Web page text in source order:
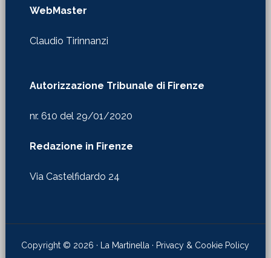
WebMaster
Claudio Tirinnanzi
Autorizzazione Tribunale di Firenze
nr. 610 del 29/01/2020
Redazione in Firenze
Via Castelfidardo 24
Copyright © 2026 · La Martinella · Privacy & Cookie Policy